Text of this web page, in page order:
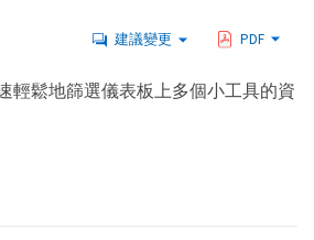
建議變更 PDF
輕鬆地篩選儀表板上多個小工具的資